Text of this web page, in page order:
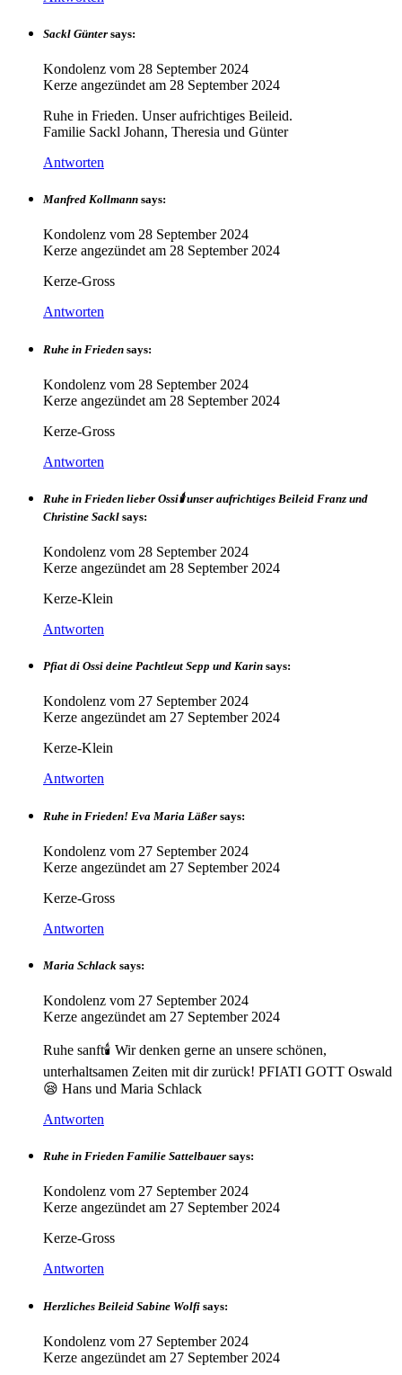
Sackl Günter says:
Kondolenz vom 28 September 2024
Kerze angezündet am 28 September 2024
Ruhe in Frieden. Unser aufrichtiges Beileid.
Familie Sackl Johann, Theresia und Günter
Antworten
Manfred Kollmann says:
Kondolenz vom 28 September 2024
Kerze angezündet am 28 September 2024
Kerze-Gross
Antworten
Ruhe in Frieden says:
Kondolenz vom 28 September 2024
Kerze angezündet am 28 September 2024
Kerze-Gross
Antworten
Ruhe in Frieden lieber Ossi🕯️ unser aufrichtiges Beileid Franz und
Christine Sackl says:
Kondolenz vom 28 September 2024
Kerze angezündet am 28 September 2024
Kerze-Klein
Antworten
Pfiat di Ossi deine Pachtleut Sepp und Karin says:
Kondolenz vom 27 September 2024
Kerze angezündet am 27 September 2024
Kerze-Klein
Antworten
Ruhe in Frieden! Eva Maria Läßer says:
Kondolenz vom 27 September 2024
Kerze angezündet am 27 September 2024
Kerze-Gross
Antworten
Maria Schlack says:
Kondolenz vom 27 September 2024
Kerze angezündet am 27 September 2024
Ruhe sanft🕯️ Wir denken gerne an unsere schönen,
unterhaltsamen Zeiten mit dir zurück! PFIATI GOTT Oswald
😪 Hans und Maria Schlack
Antworten
Ruhe in Frieden Familie Sattelbauer says:
Kondolenz vom 27 September 2024
Kerze angezündet am 27 September 2024
Kerze-Gross
Antworten
Herzliches Beileid Sabine Wolfi says:
Kondolenz vom 27 September 2024
Kerze angezündet am 27 September 2024